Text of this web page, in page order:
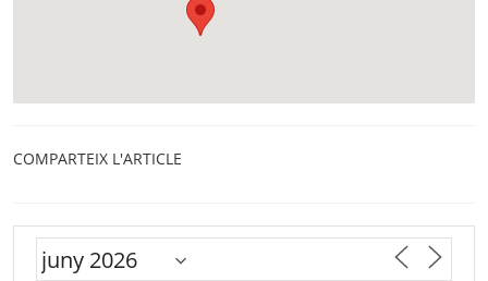
COMPARTEIX L'ARTICLE